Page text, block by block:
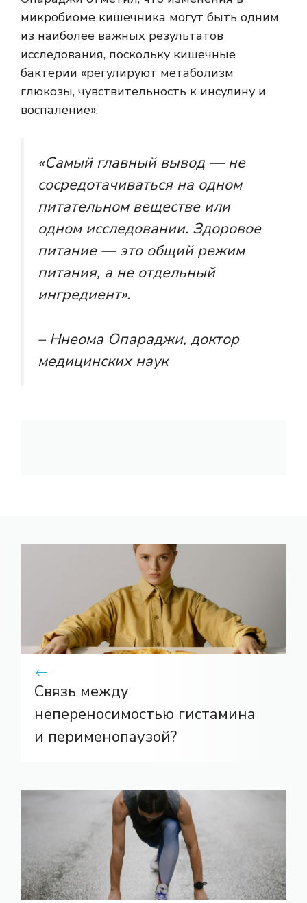
микробиоме кишечника могут быть одним
из наиболее важных результатов
исследования, поскольку кишечные
бактерии «регулируют метаболизм
глюкозы, чувствительность к инсулину и
воспаление».
«Самый главный вывод — не
сосредотачиваться на одном
питательном веществе или
одном исследовании. Здоровое
питание — это общий режим
питания, а не отдельный
ингредиент».
– Ннеома Опараджи, доктор
медицинских наук
Связь между
непереносимостью гистамина
и перименопаузой?